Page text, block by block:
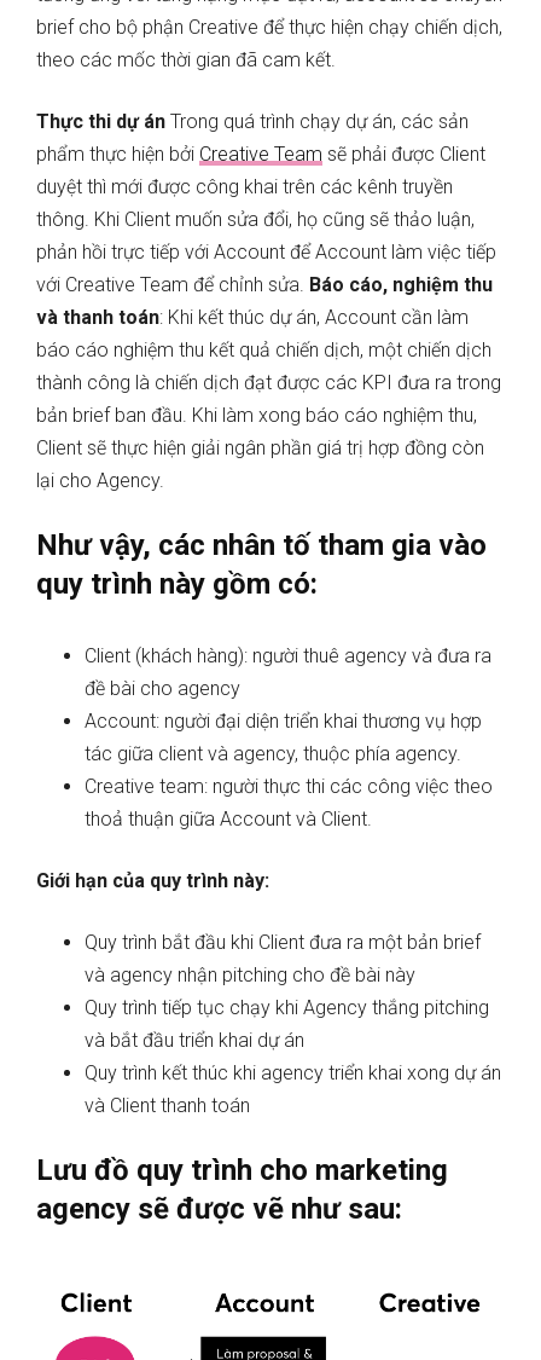
brief cho bộ phận Creative để thực hiện chạy chiến dịch,
theo các mốc thời gian đã cam kết.
Thực thi dự án Trong quá trình chạy dự án, các sản
phẩm thực hiện bởi Creative Team sẽ phải được Client
duyệt thì mới được công khai trên các kênh truyền
thông. Khi Client muốn sửa đổi, họ cũng sẽ thảo luận,
phản hồi trực tiếp với Account để Account làm việc tiếp
với Creative Team để chỉnh sửa. Báo cáo, nghiệm thu
và thanh toán: Khi kết thúc dự án, Account cần làm
báo cáo nghiệm thu kết quả chiến dịch, một chiến dịch
thành công là chiến dịch đạt được các KPI đưa ra trong
bản brief ban đầu. Khi làm xong báo cáo nghiệm thu,
Client sẽ thực hiện giải ngân phần giá trị hợp đồng còn
lại cho Agency.
Như vậy, các nhân tố tham gia vào
quy trình này gồm có:
Client (khách hàng): người thuê agency và đưa ra
đề bài cho agency
Account: người đại diện triển khai thương vụ hợp
tác giữa client và agency, thuộc phía agency.
Creative team: người thực thi các công việc theo
thoả thuận giữa Account và Client.
Giới hạn của quy trình này:
Quy trình bắt đầu khi Client đưa ra một bản brief
và agency nhận pitching cho đề bài này
Quy trình tiếp tục chạy khi Agency thắng pitching
và bắt đầu triển khai dự án
Quy trình kết thúc khi agency triển khai xong dự án
và Client thanh toán
Lưu đồ quy trình cho marketing
agency sẽ được vẽ như sau: